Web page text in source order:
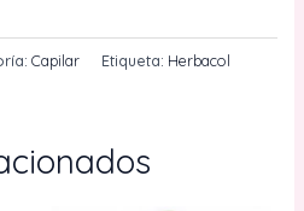
Capilar Etiqueta: Herbacol